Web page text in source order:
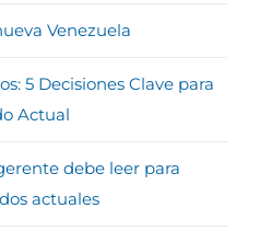
Venezuela
5 Decisiones Clave para
Actual
debe leer para
actuales